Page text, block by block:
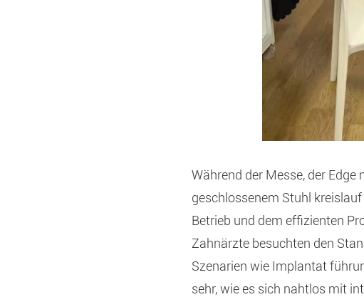
Während der Messe, der
geschlossenem Stuhl
Betrieb und dem effizienten
Zahnärzte besuchten den
Szenarien wie Implantat
sehr, wie es sich nahtlos mit